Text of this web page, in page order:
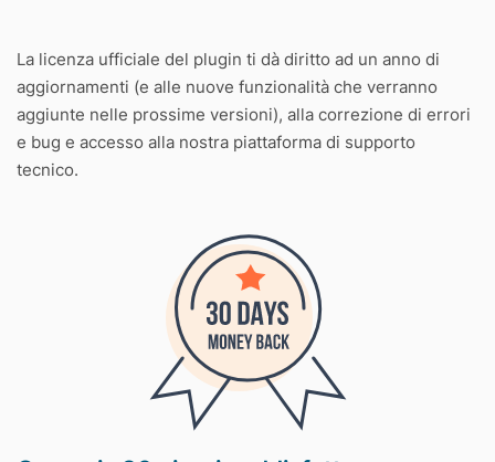
La licenza ufficiale del plugin ti dà diritto ad un anno di
aggiornamenti (e alle nuove funzionalità che verranno
aggiunte nelle prossime versioni), alla correzione di errori
e bug e accesso alla nostra piattaforma di supporto
tecnico.